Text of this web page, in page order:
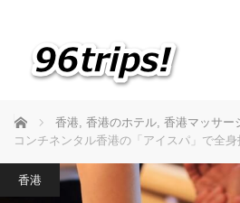
ホーム 香港, 香港のホテル, 香港マッサー
コンチネンタル香港の「アイスパ」で全身
香港